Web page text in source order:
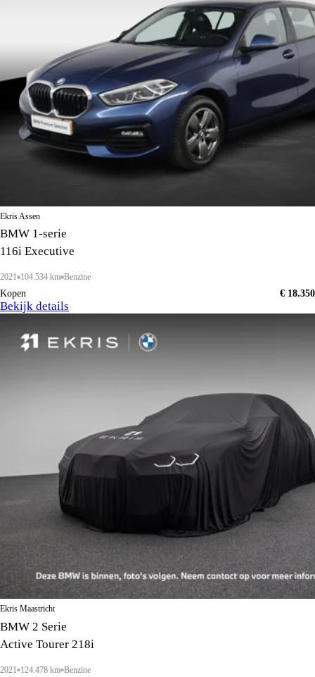
Ekris Assen
BMW 1-serie
116i Executive
2021 104.534 km Benzine
Kopen € 18.350
Bekijk details
Ekris Maastricht
BMW 2 Serie
Active Tourer 218i
2021 124.478 km Benzine